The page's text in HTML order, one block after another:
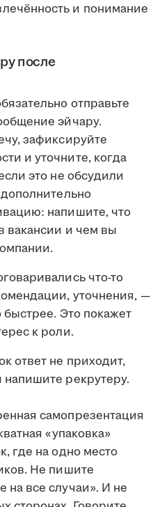
и понимание
после
отправьте
эйчару.
зафиксируйте
и уточните, когда
это не обсудили
напишите, что
вакансии и чем вы
что-то
уточнения, —
Это покажет
к роли.
ответ не приходит,
рекрутеру.
самопрезентация
«упаковка»
где на одно место
Не пишите
на все случаи». И не